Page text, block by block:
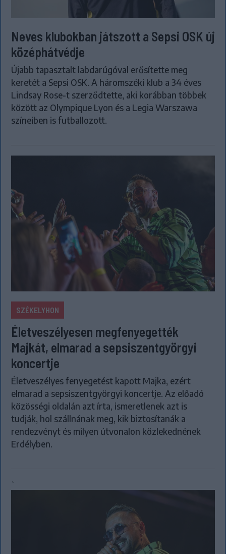
Neves klubokban játszott a Sepsi OSK új
középhátvédje
Újabb tapasztalt labdarúgóval erősítette meg
keretét a Sepsi OSK. A háromszéki klub a 34 éves
Lindsay Rose-t szerződtette, aki korábban többek
között az Olympique Lyon és a Legia Warszawa
színeiben is futballozott.
SZÉKELYHON
Életveszélyesen megfenyegették
Majkát, elmarad a sepsiszentgyörgyi
koncertje
Életveszélyes fenyegetést kapott Majka, ezért
elmarad a sepsiszentgyörgyi koncertje. Az előadó
közösségi oldalán azt írta, ismeretlenek azt is
tudják, hol szállnának meg, kik biztosítanák a
rendezvényt és milyen útvonalon közlekednének
Erdélyben.
`